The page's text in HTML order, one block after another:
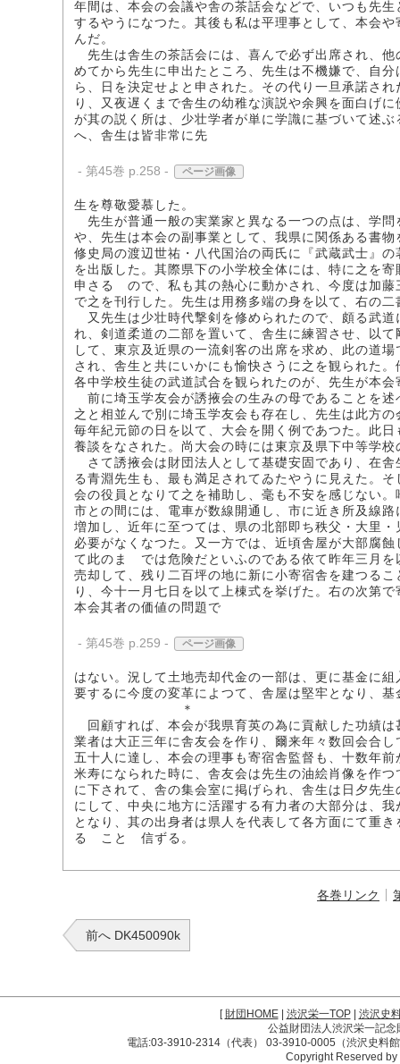
年間は、本会の会議や舎の茶話会などで、いつも先
するやうになつた。其後も私は平理事として、本会
んだ。
先生は舎生の茶話会には、喜んで必ず出席され、
めてから先生に申出たところ、先生は不機嫌で、自
ら、日を決定せよと申された。その代り一旦承諾さ
り、又夜遅くまで舎生の幼稚な演説や余興を面白げ
が其の説く所は、少壮学者が単に学識に基づいて述
へ、舎生は皆非常に先
- 第45巻 p.258 - ページ画像
生を尊敬愛慕した。
先生が普通一般の実業家と異なる一つの点は、学
や、先生は本会の副事業として、我県に関係ある書
修史局の渡辺世祐・八代国治の両氏に『武蔵武士』
を出版した。其際県下の小学校全体には、特に之を
申さるゝので、私も其の熱心に動かされ、今度は加
で之を刊行した。先生は用務多端の身を以て、右の
又先生は少壮時代撃剣を修められたので、頗る武
れ、剣道柔道の二部を置いて、舎生に練習させ、以
して、東京及近県の一流剣客の出席を求め、此の道
され、舎生と共にいかにも愉快さうに之を観られた
各中学校生徒の武道試合を観られたのが、先生が本
前に埼玉学友会が誘掖会の生みの母であることを
之と相並んで別に埼玉学友会も存在し、先生は此方
毎年紀元節の日を以て、大会を開く例であつた。此
養談をなされた。尚大会の時には東京及県下中等学
さて誘掖会は財団法人として基礎安固であり、在
る青淵先生も、最も満足されてゐたやうに見えた。
会の役員となりて之を補助し、毫も不安を感じない
市との間には、電車が数線開通し、市に近き所及線
増加し、近年に至つては、県の北部即ち秩父・大里
必要がなくなつた。又一方では、近頃舎屋が大部腐
て此のまゝでは危険だといふのである依て昨年三月
売却して、残り二百坪の地に新に小寄宿舎を建つる
り、今十一月七日を以て上棟式を挙げた。右の次第
本会其者の価値の問題で
- 第45巻 p.259 - ページ画像
はない。況して土地売却代金の一部は、更に基金に
要するに今度の変革によつて、舎屋は堅牢となり、
＊
回顧すれば、本会が我県育英の為に貢献した功績
業者は大正三年に舎友会を作り、爾来年々数回会合
五十人に達し、本会の理事も寄宿舎監督も、十数年
米寿になられた時に、舎友会は先生の油絵肖像を作
に下されて、舎の集会室に掲げられ、舎生は日夕先
にして、中央に地方に活躍する有力者の大部分は、
となり、其の出身者は県人を代表して各方面にて重
るゝことゝ信ずる。
各巻リンク
前へ DK450090k
[財団HOME| 渋沢栄一TOP| 渋沢史
公益財団法人渋沢栄一記
電話:03-3910-2314（代表） 03-3910-0005（渋沢史料
Copyright Reserved